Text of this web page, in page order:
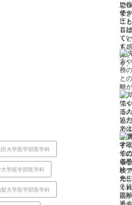
大学医学部医学科
学医学部医学科
梨大学医学部医学科